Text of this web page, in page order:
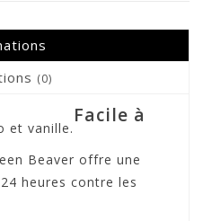
(0)
et vanille.
Beaver offre une
heures contre les
Facile à